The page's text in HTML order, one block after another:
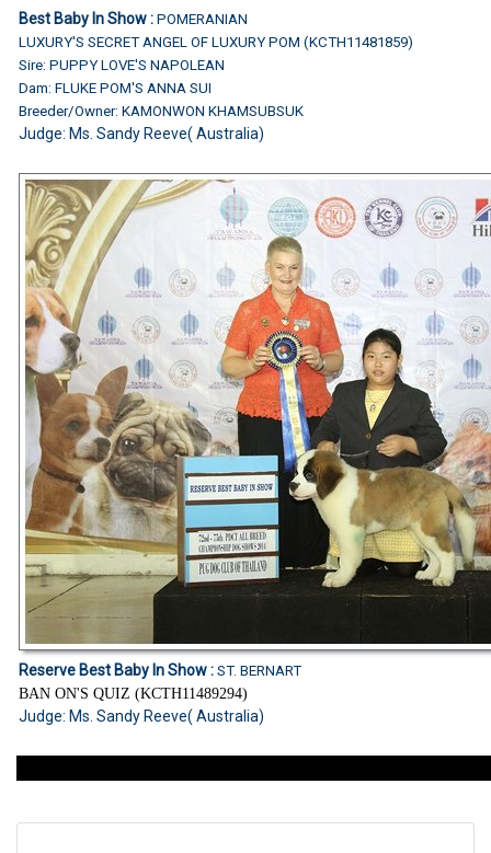
Best Baby In Show : POMERANIAN
LUXURY'S SECRET ANGEL OF LUXURY POM (KCTH11481859)
Sire: PUPPY LOVE'S NAPOLEAN
Dam: FLUKE POM'S ANNA SUI
Breeder/Owner: KAMONWON KHAMSUBSUK
Judge: Ms. Sandy Reeve( Australia)
Reserve Best Baby In Show : ST. BERNART
BAN ON'S QUIZ (KCTH11489294)
Judge: Ms. Sandy Reeve( Australia)